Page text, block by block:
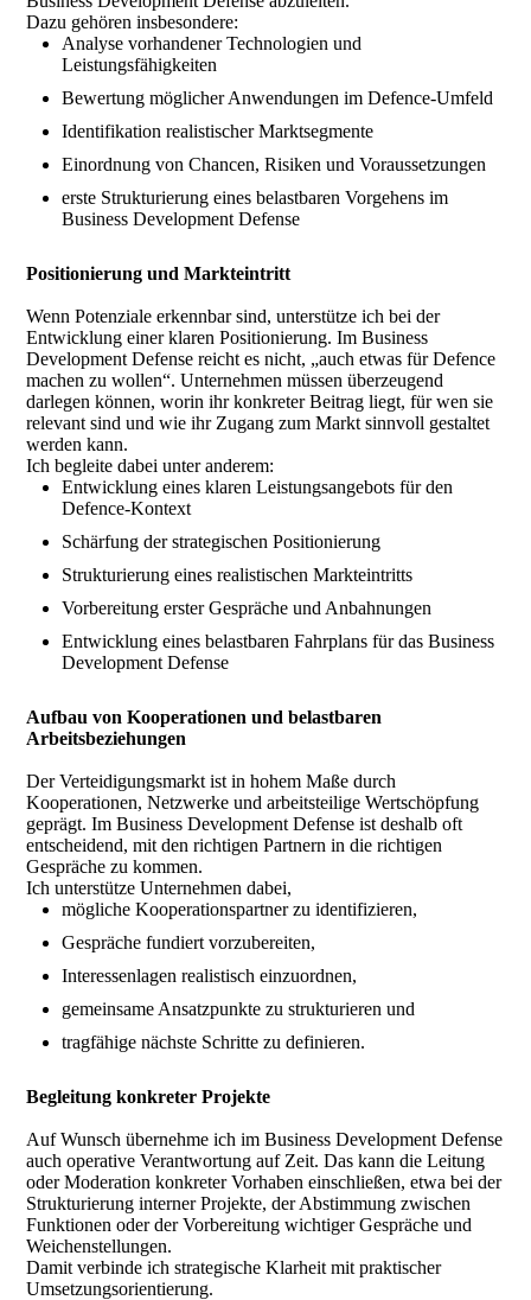
Dazu gehören insbesondere:
Analyse vorhandener Technologien und
Leistungsfähigkeiten
Bewertung möglicher Anwendungen im Defence-Umfeld
Identifikation realistischer Marktsegmente
Einordnung von Chancen, Risiken und Voraussetzungen
erste Strukturierung eines belastbaren Vorgehens im
Business Development Defense
Positionierung und Markteintritt
Wenn Potenziale erkennbar sind, unterstütze ich bei der
Entwicklung einer klaren Positionierung. Im Business
Development Defense reicht es nicht, „auch etwas für Defence
machen zu wollen“. Unternehmen müssen überzeugend
darlegen können, worin ihr konkreter Beitrag liegt, für wen sie
relevant sind und wie ihr Zugang zum Markt sinnvoll gestaltet
werden kann.
Ich begleite dabei unter anderem:
Entwicklung eines klaren Leistungsangebots für den
Defence-Kontext
Schärfung der strategischen Positionierung
Strukturierung eines realistischen Markteintritts
Vorbereitung erster Gespräche und Anbahnungen
Entwicklung eines belastbaren Fahrplans für das Business
Development Defense
Aufbau von Kooperationen und belastbaren
Arbeitsbeziehungen
Der Verteidigungsmarkt ist in hohem Maße durch
Kooperationen, Netzwerke und arbeitsteilige Wertschöpfung
geprägt. Im Business Development Defense ist deshalb oft
entscheidend, mit den richtigen Partnern in die richtigen
Gespräche zu kommen.
Ich unterstütze Unternehmen dabei,
mögliche Kooperationspartner zu identifizieren,
Gespräche fundiert vorzubereiten,
Interessenlagen realistisch einzuordnen,
gemeinsame Ansatzpunkte zu strukturieren und
tragfähige nächste Schritte zu definieren.
Begleitung konkreter Projekte
Auf Wunsch übernehme ich im Business Development Defense
auch operative Verantwortung auf Zeit. Das kann die Leitung
oder Moderation konkreter Vorhaben einschließen, etwa bei der
Strukturierung interner Projekte, der Abstimmung zwischen
Funktionen oder der Vorbereitung wichtiger Gespräche und
Weichenstellungen.
Damit verbinde ich strategische Klarheit mit praktischer
Umsetzungsorientierung.